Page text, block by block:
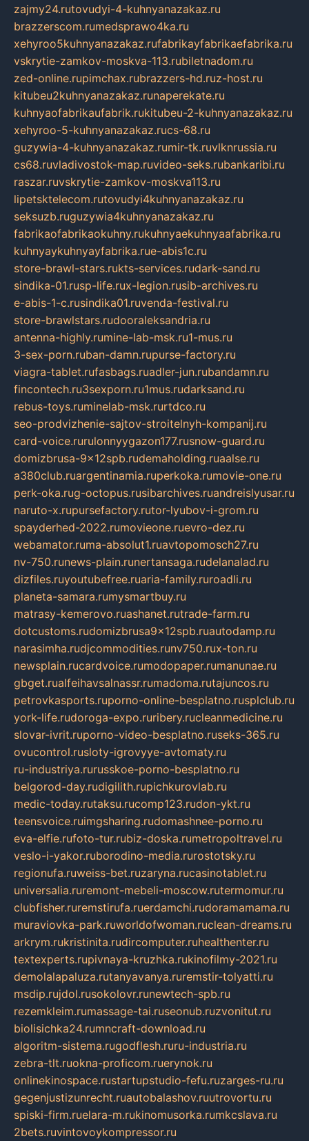
zajmy24.rutovudyi-4-kuhnyanazakaz.ru
brazzerscom.rumedsprawo4ka.ru
xehyroo5kuhnyanazakaz.rufabrikayfabrikaefabrika.ru
vskrytie-zamkov-moskva-113.rubiletnadom.ru
zed-online.rupimchax.rubrazzers-hd.ruz-host.ru
kitubeu2kuhnyanazakaz.runaperekate.ru
kuhnyaofabrikaufabrik.rukitubeu-2-kuhnyanazakaz.ru
xehyroo-5-kuhnyanazakaz.rucs-68.ru
guzywia-4-kuhnyanazakaz.rumir-tk.ruvlknrussia.ru
cs68.ruvladivostok-map.ruvideo-seks.rubankaribi.ru
raszar.ruvskrytie-zamkov-moskva113.ru
lipetsktelecom.rutovudyi4kuhnyanazakaz.ru
seksuzb.ruguzywia4kuhnyanazakaz.ru
fabrikaofabrikaokuhny.rukuhnyaekuhnyaafabrika.ru
kuhnyaykuhnyayfabrika.rue-abis1c.ru
store-brawl-stars.rukts-services.rudark-sand.ru
sindika-01.rusp-life.rux-legion.rusib-archives.ru
e-abis-1-c.rusindika01.ruvenda-festival.ru
store-brawlstars.rudooraleksandria.ru
antenna-highly.rumine-lab-msk.ru1-mus.ru
3-sex-porn.ruban-damn.rupurse-factory.ru
viagra-tablet.rufasbags.ruadler-jun.rubandamn.ru
fincontech.ru3sexporn.ru1mus.rudarksand.ru
rebus-toys.ruminelab-msk.rurtdco.ru
seo-prodvizhenie-sajtov-stroitelnyh-kompanij.ru
card-voice.rurulonnyygazon177.rusnow-guard.ru
domizbrusa-9x12spb.rudemaholding.ruaalse.ru
a380club.ruargentinamia.ruperkoka.rumovie-one.ru
perk-oka.rug-octopus.rusibarchives.ruandreislyusar.ru
naruto-x.rupursefactory.rutor-lyubov-i-grom.ru
spayderhed-2022.rumovieone.ruevro-dez.ru
webamator.ruma-absolut1.ruavtopomosch27.ru
nv-750.runews-plain.runertansaga.rudelanalad.ru
dizfiles.ruyoutubefree.ruaria-family.ruroadli.ru
planeta-samara.rumysmartbuy.ru
matrasy-kemerovo.ruashanet.rutrade-farm.ru
dotcustoms.rudomizbrusa9x12spb.ruautodamp.ru
narasimha.rudjcommodities.runv750.rux-ton.ru
newsplain.rucardvoice.rumodopaper.rumanunae.ru
gbget.rualfeihavsalnassr.rumadoma.rutajuncos.ru
petrovkasports.ruporno-online-besplatno.rusplclub.ru
york-life.rudoroga-expo.ruribery.rucleanmedicine.ru
slovar-ivrit.ruporno-video-besplatno.ruseks-365.ru
ovucontrol.rusloty-igrovyye-avtomaty.ru
ru-industriya.rurusskoe-porno-besplatno.ru
belgorod-day.rudigilith.rupichkurovlab.ru
medic-today.rutaksu.rucomp123.rudon-ykt.ru
teensvoice.ruimgsharing.rudomashnee-porno.ru
eva-elfie.rufoto-tur.rubiz-doska.rumetropoltravel.ru
veslo-i-yakor.ruborodino-media.rurostotsky.ru
regionufa.ruweiss-bet.ruzaryna.rucasinotablet.ru
universalia.ruremont-mebeli-moscow.rutermomur.ru
clubfisher.ruremstirufa.ruerdamchi.rudoramamama.ru
muraviovka-park.ruworldofwoman.ruclean-dreams.ru
arkrym.rukristinita.rudircomputer.ruhealthenter.ru
textexperts.rupivnaya-kruzhka.rukinofilmy-2021.ru
demolalapaluza.rutanyavanya.ruremstir-tolyatti.ru
msdip.rujdol.rusokolovr.runewtech-spb.ru
rezemkleim.rumassage-tai.ruseonub.ruzvonitut.ru
biolisichka24.rumncraft-download.ru
algoritm-sistema.rugodflesh.ruru-industria.ru
zebra-tlt.ruokna-proficom.ruerynok.ru
onlinekinospace.rustartupstudio-fefu.ruzarges-ru.ru
gegenjustizunrecht.ruautobalashov.ruutrovortu.ru
spiski-firm.ruelara-m.rukinomusorka.rumkcslava.ru
2bets.ruvintovoykompressor.ru